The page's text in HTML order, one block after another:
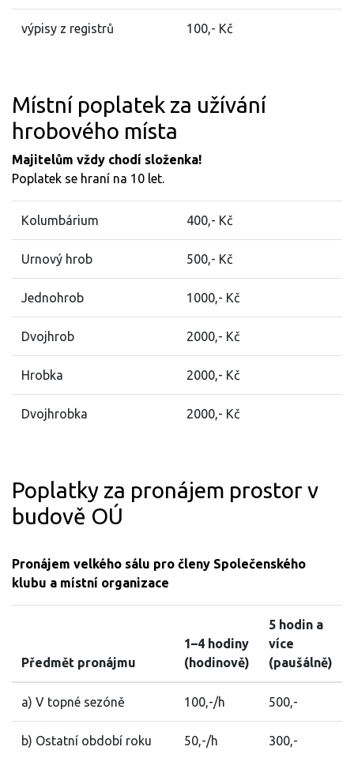
výpisy z registrů 100,- Kč
Místní poplatek za užívání
hrobového místa
Majitelům vždy chodí složenka!
Poplatek se hraní na 10 let.
Kolumbárium 400,- Kč
Urnový hrob 500,- Kč
Jednohrob 1000,- Kč
Dvojhrob 2000,- Kč
Hrobka 2000,- Kč
Dvojhrobka 2000,- Kč
Poplatky za pronájem prostor v
budově OÚ
Pronájem velkého sálu pro členy Společenského
klubu a místní organizace
Předmět pronájmu
1–4 hodiny
(hodinově)
5 hodin a
více
(paušálně)
a) V topné sezóně 100,-/h 500,-
b) Ostatní období roku 50,-/h 300,-